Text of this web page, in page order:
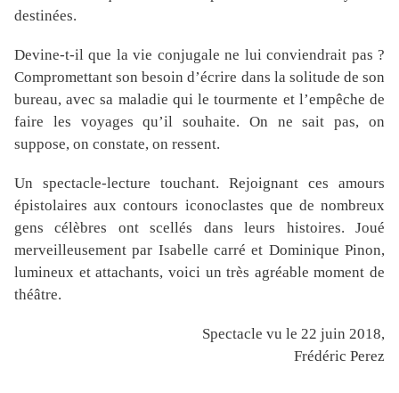
destinées.
Devine-t-il que la vie conjugale ne lui conviendrait pas ?
Compromettant son besoin d’écrire dans la solitude de son
bureau, avec sa maladie qui le tourmente et l’empêche de
faire les voyages qu’il souhaite. On ne sait pas, on
suppose, on constate, on ressent.
Un spectacle-lecture touchant. Rejoignant ces amours
épistolaires aux contours iconoclastes que de nombreux
gens célèbres ont scellés dans leurs histoires. Joué
merveilleusement par Isabelle carré et Dominique Pinon,
lumineux et attachants, voici un très agréable moment de
théâtre.
Spectacle vu le 22 juin 2018,
Frédéric Perez